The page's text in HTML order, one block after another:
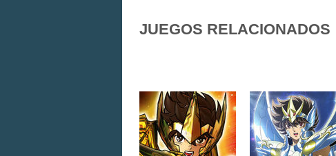
JUEGOS RELACIONADOS